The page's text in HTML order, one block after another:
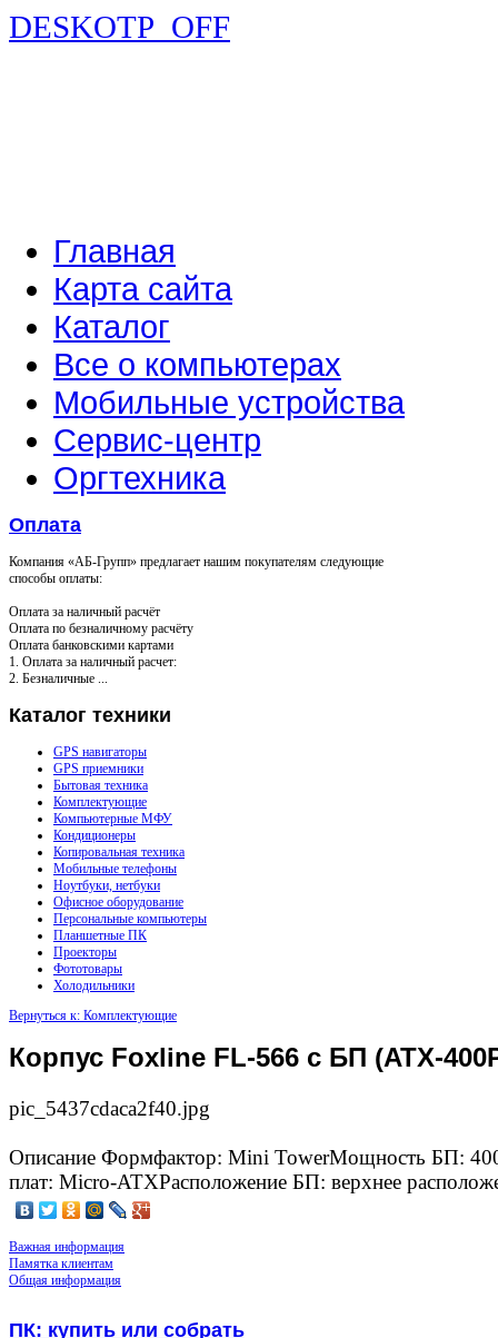
DESKOTP_OFF
Главная
Карта сайта
Каталог
Все о компьютерах
Мобильные устройства
Сервис-центр
Оргтехника
Оплата
Компания «АБ-Групп» предлагает нашим покупателям следующие
способы оплаты:
Оплата за наличный расчёт
Оплата по безналичному расчёту
Оплата банковскими картами
1. Оплата за наличный расчет:
2. Безналичные ...
Каталог техники
GPS навигаторы
GPS приемники
Бытовая техника
Комплектующие
Компьютерные МФУ
Кондиционеры
Копировальная техника
Мобильные телефоны
Ноутбуки, нетбуки
Офисное оборудование
Персональные компьютеры
Планшетные ПК
Проекторы
Фототовары
Холодильники
Вернуться к: Комплектующие
Корпус Foxline FL-566 с БП (ATX-
pic_5437cdaca2f40.jpg
Описание Формфактор: Mini TowerМощность БП:
плат: Micro-ATXРасположение БП: верхнее
Важная информация
Памятка клиентам
Общая информация
ПК: купить или собрать